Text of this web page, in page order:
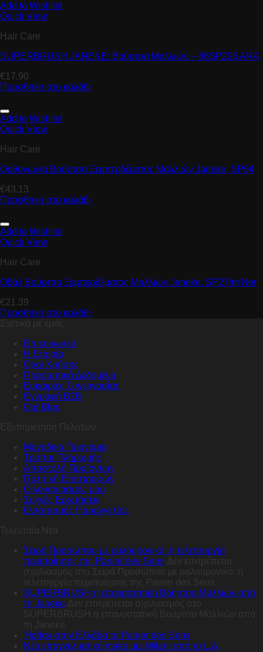
Add to Wishlist
Quick View
Hair Care
SUPERBRUSH JANEKE: Βούρτσα Μαλλιών – 86SP226 ARA
€17.90
Προσθήκη στο καλάθι
Add to Wishlist
Quick View
Hair Care
Ορθογώνια Βούρτσα Ξεμπερδέματος Μαλλιών Janeke, SP94
€43.13
Προσθήκη στο καλάθι
Add to Wishlist
Quick View
Hair Care
Οβάλ Βούρτσα Ξεμπερδέματος Μαλλιών Janeke, SP27/m Ner
€21.39
Προσθήκη στο καλάθι
Σχετικά με εμάς
Επικοινωνία
Η Εταιρία
Όροι Χρήσης
Προσωπικά Δεδομένα
Ευκαιρίες Συνεργασίας
Εγγραφή B2B
Our Blog
Εξυπηρέτηση Πελατών
Μοναδικά Προνόμια
Τρόποι Πληρωμής
Αποστολή Προϊόντων
Πολιτική Επιστροφών
Ο λογαριασμός μου
Συχνές Ερωτήσεις
Εντοπισμός Παραγγελίας
Τελευταία Νέα
Σειρά Προσώπου με υαλουρονικό: η τελετουργία
περιποίησης της Panier des Sens Δεν επιτρέπεται
σχολιασμός
στο Σειρά Προσώπου με υαλουρονικό: η
τελετουργία περιποίησης της Panier des Sens
SUPERBRUSH η επαναστατική Βούρτσα Μαλλιών από
τη Janeke Δεν επιτρέπεται σχολιασμός
SUPERBRUSH η επαναστατική Βούρτσα Μαλλιών από
τη Janeke
Ήρθαν στην Ελλάδα τα Panier des Sens
Nέο επαγγελματικό make up, Milani από το L.A.